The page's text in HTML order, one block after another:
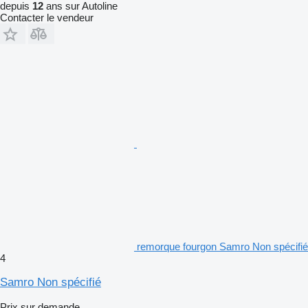
depuis 12 ans sur Autoline
Contacter le vendeur
remorque fourgon Samro Non spécifié
4
Samro Non spécifié